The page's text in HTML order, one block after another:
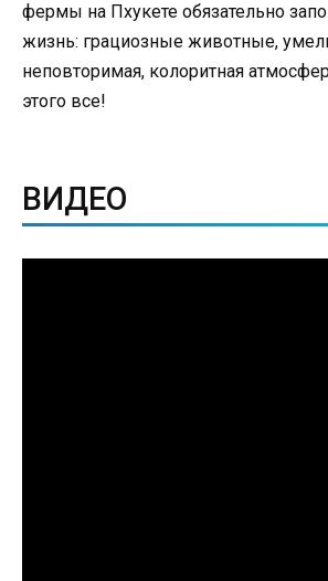
фермы на Пхукете обязательно
жизнь: грациозные животные,
неповторимая, колоритная
этого все!
ВИДЕО